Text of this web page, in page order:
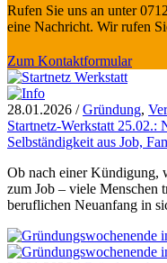
Rufen Sie uns an unter
eine Nachricht. Wir rufen
Zum Kontaktformular
28.01.2026 /Gründung,
Startnetz-Werkstatt 25.02.:
Selbständigkeit aus Job,
Ob nach einer Kündigung,
zum Job – viele Menschen
beruflichen Neuanfang in